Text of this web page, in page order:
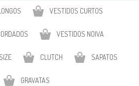
VESTIDOS CURTOS
VESTIDOS NOIVA
CLUTCH SAPATOS
GRAVATAS